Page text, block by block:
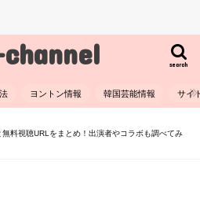
search
ヨントン情報 韓国芸能情報 サイ
料視聴URLをまとめ！出演者やコラボも調べてみ